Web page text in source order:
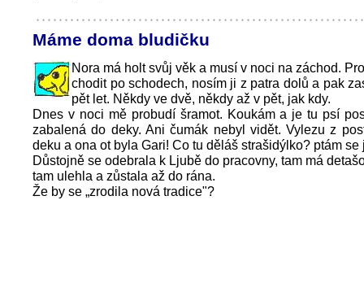
Máme doma bludičku
Nora má holt svůj věk a musí v noci na záchod.
chodit po schodech, nosím ji z patra dolů a pak
pět let. Někdy ve dvě, někdy až v pět, jak kdy.
Dnes v noci mě probudí šramot. Koukám a je tu psí
zabalená do deky. Ani čumák nebyl vidět. Vylezu z
deku a ona ot byla Gari! Co tu děláš strašidýlko? ptám se
Důstojně se odebrala k Ljubě do pracovny, tam má
tam ulehla a zůstala až do rána.
Že by se „zrodila nová tradice"?